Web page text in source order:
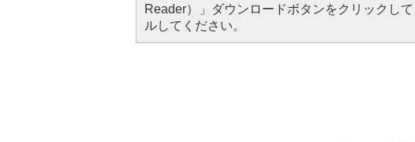
Reader）」ダウンロードボタンをクリックし
ルしてください。